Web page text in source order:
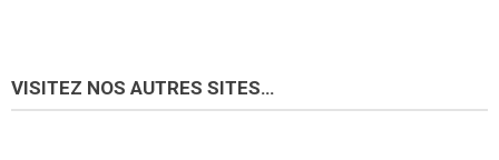
VISITEZ NOS AUTRES SITES…